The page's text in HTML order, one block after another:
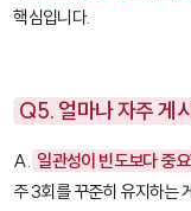
핵심입니다.
Q5. 얼마나 자주 게
A. 일관성이 빈도보다 중
주 3회를 꾸준히 유지하는